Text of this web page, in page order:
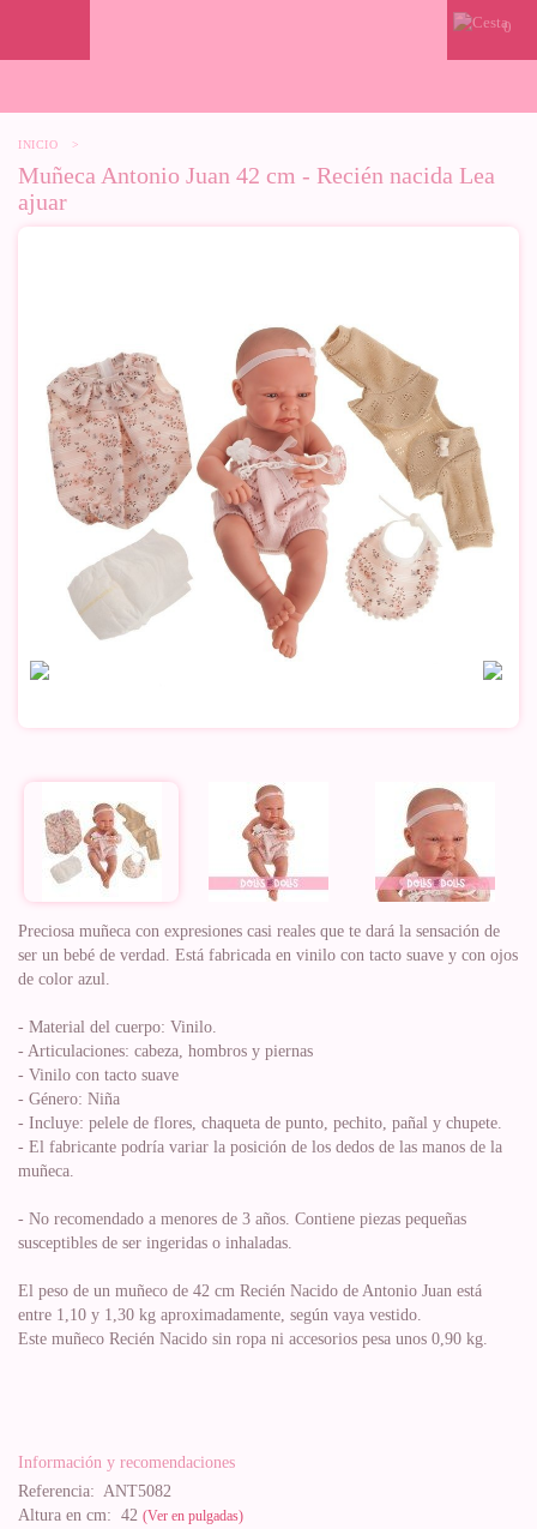
0
INICIO >
Muñeca Antonio Juan 42 cm - Recién nacida Lea
ajuar
Preciosa muñeca con expresiones casi reales que te dará la sensación de
ser un bebé de verdad. Está fabricada en vinilo con tacto suave y con ojos
de color azul.
- Material del cuerpo: Vinilo.
- Articulaciones: cabeza, hombros y piernas
- Vinilo con tacto suave
- Género: Niña
- Incluye: pelele de flores, chaqueta de punto, pechito, pañal y chupete.
- El fabricante podría variar la posición de los dedos de las manos de la
muñeca.
- No recomendado a menores de 3 años. Contiene piezas pequeñas
susceptibles de ser ingeridas o inhaladas.
El peso de un muñeco de 42 cm Recién Nacido de Antonio Juan está
entre 1,10 y 1,30 kg aproximadamente, según vaya vestido.
Este muñeco Recién Nacido sin ropa ni accesorios pesa unos 0,90 kg.
Información y recomendaciones
Referencia: ANT5082
Altura en cm: 42 (Ver en pulgadas)